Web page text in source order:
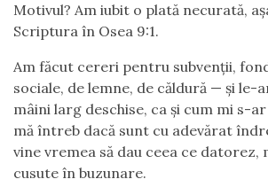
Motivul? Am iubit o plată necurată,
Scriptura în Osea 9:1.
Am făcut cereri pentru subvenții,
sociale, de lemne, de căldură — și le-
mâini larg deschise, ca și cum mi s-
mă întreb dacă sunt cu adevărat
vine vremea să dau ceea ce datorez,
cusute în buzunare.